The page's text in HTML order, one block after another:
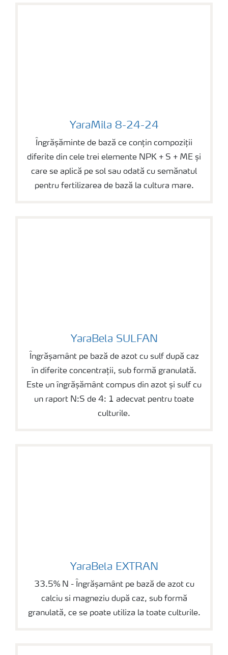
YaraMila 8-24-24
YaraMila 8-24-24
Îngrășăminte de bază ce conțin compoziții
diferite din cele trei elemente NPK + S + ME și
care se aplică pe sol sau odată cu semănatul
pentru fertilizarea de bază la cultura mare.
YaraBela SULFAN
YaraBela SULFAN
Îngrășamânt pe bază de azot cu sulf după caz
în diferite concentrații, sub formă granulată.
Este un îngrășământ compus din azot și sulf cu
un raport N:S de 4: 1 adecvat pentru toate
culturile.
YaraBela EXTRAN
YaraBela EXTRAN
33.5% N - Îngrășamânt pe bază de azot cu
calciu si magneziu după caz, sub formă
granulată, ce se poate utiliza la toate culturile.